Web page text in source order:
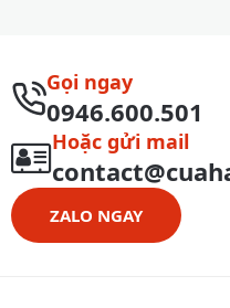
Gọi ngay
0946.600.501
Hoặc gửi mail
ZALO NGAY